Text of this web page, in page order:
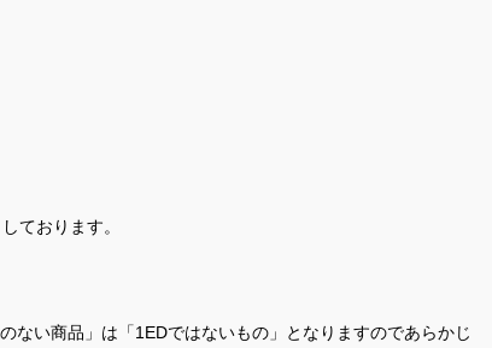
ております。
ない商品」は「1EDではないもの」となりますのであらかじ